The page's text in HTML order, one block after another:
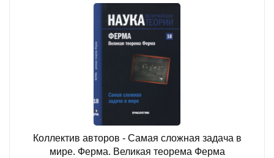
Коллектив авторов - Самая сложная задача в
мире. Ферма. Великая теорема Ферма